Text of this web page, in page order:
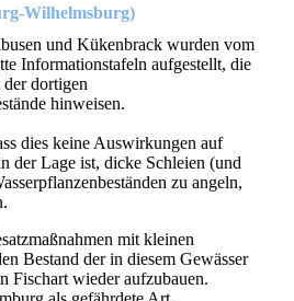
Wilhelmsburg)
und Kükenbrack wurden vom
Informationstafeln aufgestellt, die
dortigen
hinweisen.
dies keine Auswirkungen auf
der Lage ist, dicke Schleien (und
zu angeln,
mit kleinen
Bestand der in diesem Gewässer
Fischart wieder aufzubauen.